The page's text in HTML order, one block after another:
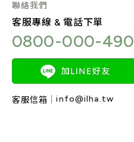
聯絡我們
客服專線 & 電話下單
0800-000-490
客服信箱
info@ilha.tw